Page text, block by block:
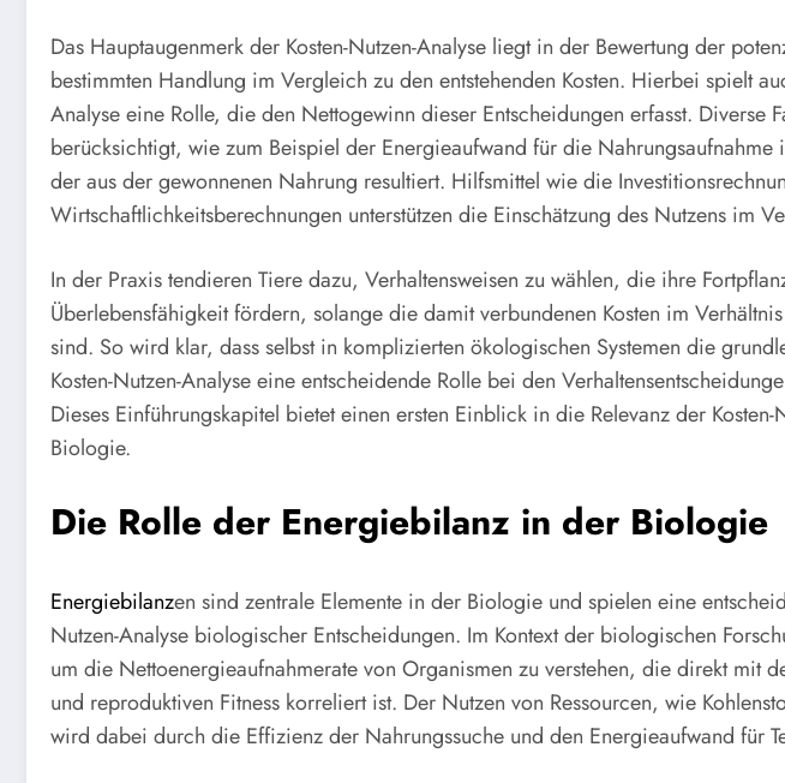
Das Hauptaugenmerk der Kosten-Nutzen-Analyse liegt in der Bewertung der
bestimmten Handlung im Vergleich zu den entstehenden Kosten. Hierbei spielt
Analyse eine Rolle, die den Nettogewinn dieser Entscheidungen erfasst. Diverse
berücksichtigt, wie zum Beispiel der Energieaufwand für die Nahrungsaufnahme
der aus der gewonnenen Nahrung resultiert. Hilfsmittel wie die
Wirtschaftlichkeitsberechnungen unterstützen die Einschätzung des Nutzens im
In der Praxis tendieren Tiere dazu, Verhaltensweisen zu wählen, die ihre
Überlebensfähigkeit fördern, solange die damit verbundenen Kosten im
sind. So wird klar, dass selbst in komplizierten ökologischen Systemen die
Kosten-Nutzen-Analyse eine entscheidende Rolle bei den
Dieses Einführungskapitel bietet einen ersten Einblick in die Relevanz der
Biologie.
Die Rolle der Energiebilanz in der Biologie
Energiebilanzen sind zentrale Elemente in der Biologie und spielen eine
Nutzen-Analyse biologischer Entscheidungen. Im Kontext der biologischen
um die Nettoenergieaufnahmerate von Organismen zu verstehen, die direkt mit
und reproduktiven Fitness korreliert ist. Der Nutzen von Ressourcen, wie
wird dabei durch die Effizienz der Nahrungssuche und den Energieaufwand für